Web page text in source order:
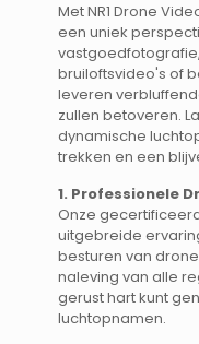
Met NR1 Drone
een uniek
bruiloftsvideo's of
leveren
zullen betoveren.
dynamische
trekken en een
1. Professionele
Onze
uitgebreide
besturen van
naleving van alle
gerust hart kunt
luchtopnamen.